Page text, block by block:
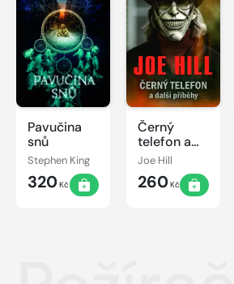
Pavučina
snů
Stephen King
320Kč
Černý
telefon a
další
Joe Hill
260Kč